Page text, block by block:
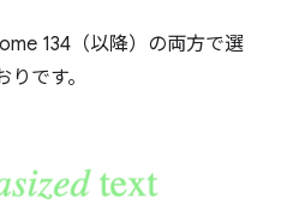
134（以降）の両方で選
です。